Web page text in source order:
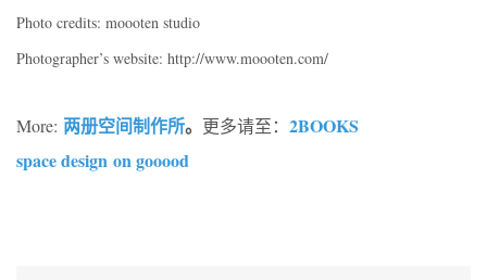
Photo credits: moooten studio
Photographer’s website: http://www.moooten.com/
More: 两册空间制作所。 更多请至： 2BOOKS
space design on gooood